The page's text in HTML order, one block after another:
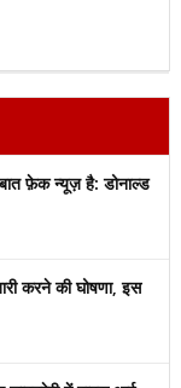
फ़ेक न्यूज़ है: डोनाल्ड
करने की घोषणा, इस